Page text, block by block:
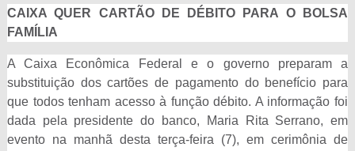
CAIXA QUER CARTÃO DE DÉBITO PARA O BOLSA
FAMÍLIA
A Caixa Econômica Federal e o governo preparam a
substituição dos cartões de pagamento do benefício para
que todos tenham acesso à função débito. A informação foi
dada pela presidente do banco, Maria Rita Serrano, em
evento na manhã desta terça-feira (7), em cerimônia de